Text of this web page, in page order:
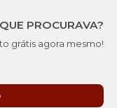
PROCURAVA?
grátis agora mesmo!